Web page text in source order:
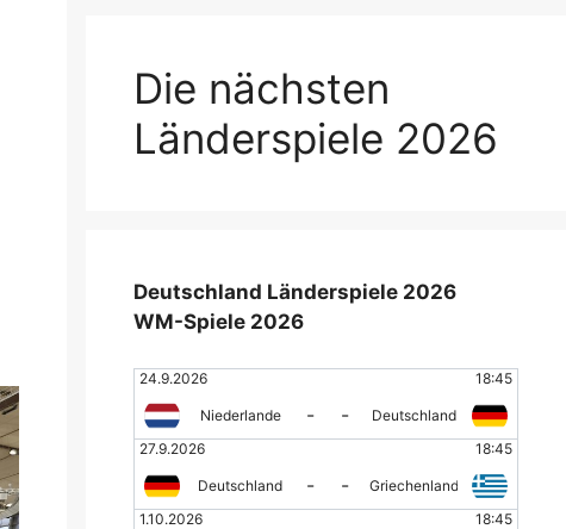
Die nächsten
Länderspiele 2026
Deutschland Länderspiele 2026
WM-Spiele 2026
24.9.2026 18:45
Niederlande - -
Deutschland
27.9.2026
18:45
Deutschland - -
Griechenland
1.10.2026
18:45